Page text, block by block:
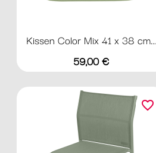
Kissen Color Mix 41 x 38 cm...
Preis
59,00 €
favorite_border